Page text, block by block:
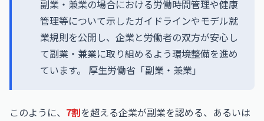
副業・兼業の場合における労働時間管理や健康
管理等について示したガイドラインやモデル就
業規則を公開し、企業と労働者の双方が安心し
て副業・兼業に取り組めるよう環境整備を進め
ています。 厚生労働省「副業・兼業」
このように、 7割を超える企業が副業を認める、あるいは